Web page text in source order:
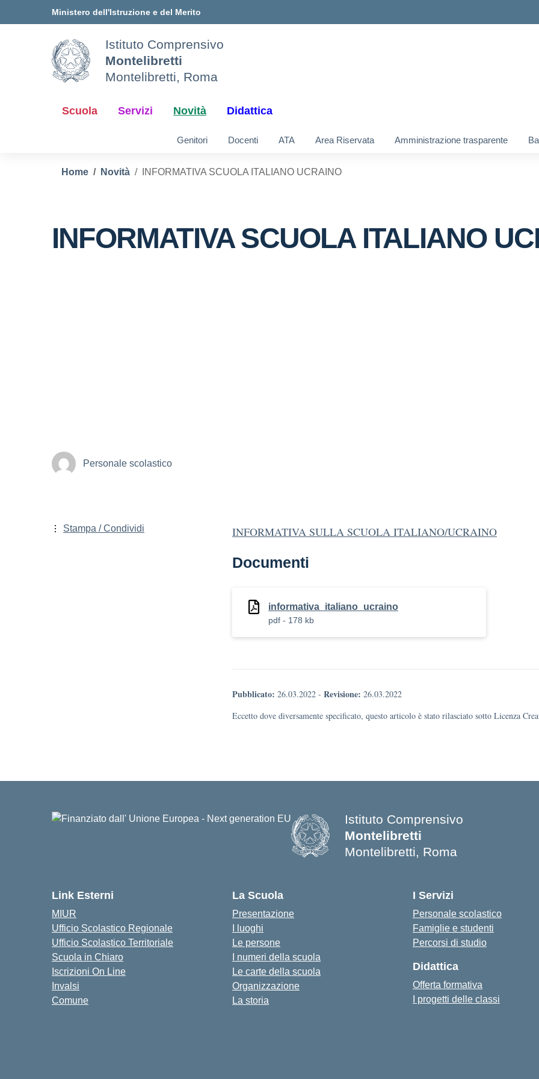
Ministero dell'Istruzione e del Merito
Istituto Comprensivo
Montelibretti
Montelibretti, Roma
Scuola Servizi Novità Didattica
Genitori Docenti ATA Area Riservata Amministrazione trasparente
Home Novità INFORMATIVA SCUOLA ITALIANO UCRAINO
INFORMATIVA SCUOLA ITALIANO
Personale scolastico
INFORMATIVA SULLA SCUOLA ITALIANO/UCRAINO
Documenti
informativa_italiano_ucraino
pdf - 178 kb
Pubblicato: 26.03.2022 - Revisione: 26.03.2022
Eccetto dove diversamente specificato, questo articolo è stato rilasciato sotto Licenza
Stampa / Condividi
Istituto Comprensivo
Montelibretti
Montelibretti, Roma
Link Esterni
MIUR
Ufficio Scolastico Regionale
Ufficio Scolastico Territoriale
Scuola in Chiaro
Iscrizioni On Line
Invalsi
Comune
La Scuola
Presentazione
I luoghi
Le persone
I numeri della scuola
Le carte della scuola
Organizzazione
La storia
I Servizi
Personale scolastico
Famiglie e studenti
Percorsi di studio
Didattica
Offerta formativa
I progetti delle classi